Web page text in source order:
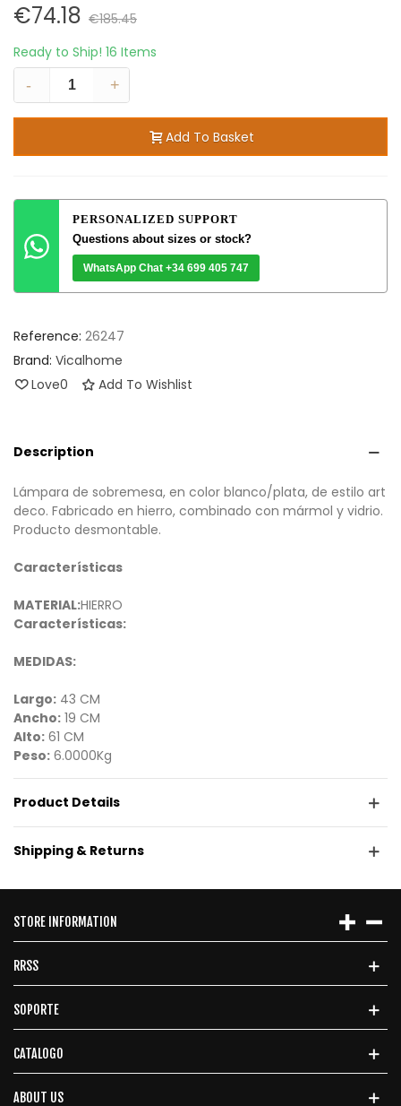
€74.18 €185.45
Ready to Ship! 16 Items
-
+
Add To Basket
PERSONALIZED SUPPORT
Questions about sizes or stock?
WhatsApp Chat +34 699 405 747
Reference: 26247
Brand: Vicalhome
Love0 Add To Wishlist
Description
Lámpara de sobremesa, en color blanco/plata, de estilo art
deco. Fabricado en hierro, combinado con mármol y vidrio.
Producto desmontable.
Características
MATERIAL:HIERRO
Características:
MEDIDAS:
Largo: 43 CM
Ancho: 19 CM
Alto: 61 CM
Peso: 6.0000Kg
Product Details
Shipping & Returns
STORE INFORMATION
RRSS
SOPORTE
CATALOGO
ABOUT US